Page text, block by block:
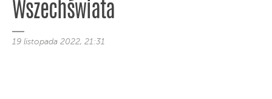
Wszechświata
19 listopada 2022, 21:31